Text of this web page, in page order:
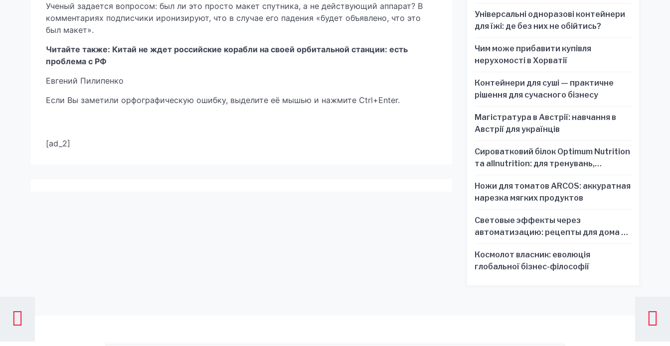
Ученый задается вопросом: был ли это просто макет спутника, а не действующий аппарат? В
комментариях подписчики иронизируют, что в случае его падения «будет объявлено, что это
был макет».
Читайте также: Китай не ждет российские корабли на своей орбитальной станции: есть
проблема с РФ
Евгений Пилипенко
Если Вы заметили орфографическую ошибку, выделите её мышью и нажмите Ctrl+Enter.
[ad_2]
Універсальні одноразові контейнери
для їжі: де без них не обійтись?
Чим може прибавити купівля
нерухомості в Хорватії
Контейнери для суші — практичне
рішення для сучасного бізнесу
Магістратура в Австрії: навчання в
Австрії для українців
Сироватковий білок Optimum Nutrition
та allnutrition: для тренувань,
Ножи для томатов ARCOS: аккуратная
нарезка мягких продуктов
Световые эффекты через
автоматизацию: рецепты для дома и
Космолот власник: еволюція
глобальної бізнес-філософії